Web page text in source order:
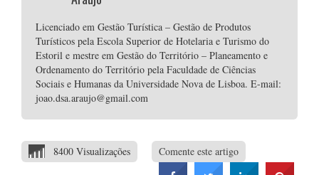
Licenciado em Gestão Turística – Gestão de Produtos
Turísticos pela Escola Superior de Hotelaria e Turismo do
Estoril e mestre em Gestão do Território – Planeamento e
Ordenamento do Território pela Faculdade de Ciências
Sociais e Humanas da Universidade Nova de Lisboa. E-mail:
joao.dsa.araujo@gmail.com
8400 Visualizações Comente este artigo